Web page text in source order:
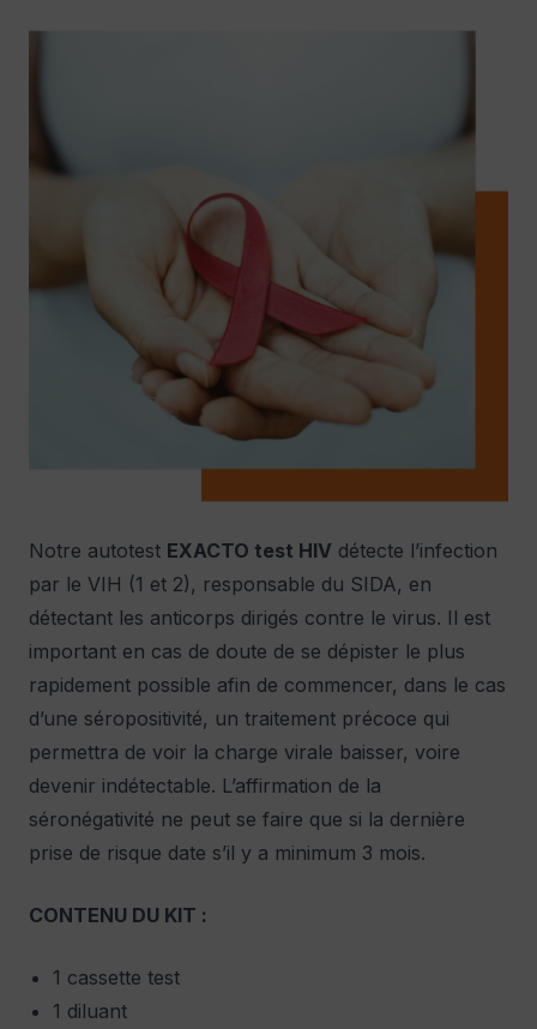
Notre autotest EXACTO test HIV détecte l’infection
par le VIH (1 et 2), responsable du SIDA, en
détectant les anticorps dirigés contre le virus. Il est
important en cas de doute de se dépister le plus
rapidement possible afin de commencer, dans le cas
d’une séropositivité, un traitement précoce qui
permettra de voir la charge virale baisser, voire
devenir indétectable. L’affirmation de la
séronégativité ne peut se faire que si la dernière
prise de risque date s’il y a minimum 3 mois.
CONTENU DU KIT :
1 cassette test
1 diluant